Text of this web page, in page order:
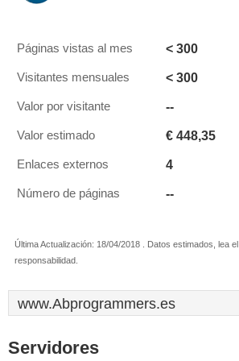
Páginas vistas al mes < 300
Visitantes mensuales < 300
Valor por visitante --
Valor estimado € 448,35
Enlaces externos 4
Número de páginas --
Última Actualización: 18/04/2018 . Datos estimados, lea
responsabilidad.
www.Abprogrammers.es
Servidores